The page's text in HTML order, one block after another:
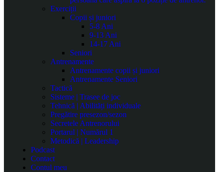
Exerciții
Copii și juniori
5-8 Ani
9-13 Ani
14-17 Ani
Seniori
Antrenamente
Antrenamente copii și juniori
Antrenamente Seniori
Tactică
Sisteme | Trasee de joc
Tehnică | Abilități individuale
Pregătire presezon/sezon
Secretele Antrenorului
Portarul | Numărul 1
Metodică | Leadership
Podcast
Contact
Contul meu